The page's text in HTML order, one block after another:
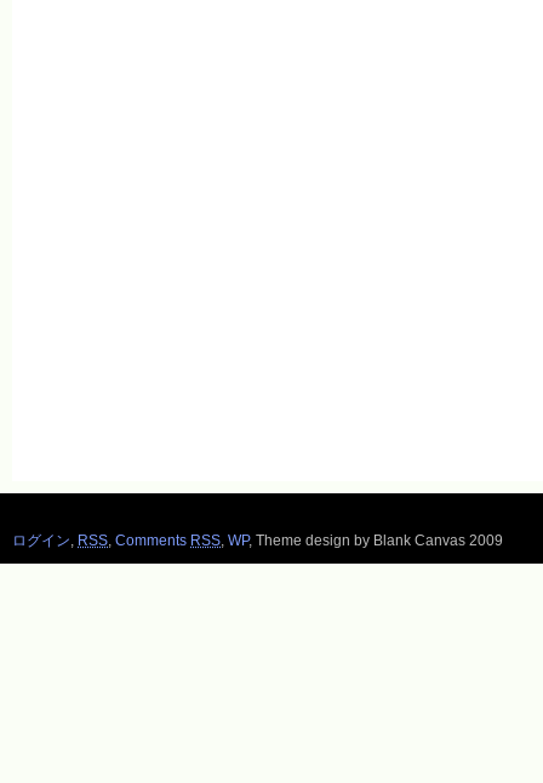
ログイン RSS Comments RSS WP, Theme design by Blank Canvas 2009